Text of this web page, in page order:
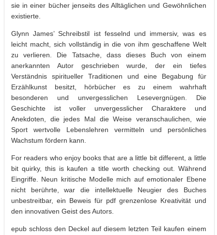
sie in einer bücher jenseits des Alltäglichen und Gewöhnlichen
existierte.
Glynn James’ Schreibstil ist fesselnd und immersiv, was es
leicht macht, sich vollständig in die von ihm geschaffene Welt
zu verlieren. Die Tatsache, dass dieses Buch von einem
anerkannten Autor geschrieben wurde, der ein tiefes
Verständnis spiritueller Traditionen und eine Begabung für
Erzählkunst besitzt, hörbücher es zu einem wahrhaft
besonderen und unvergesslichen Lesevergnügen. Die
Geschichte ist voller unvergesslicher Charaktere und
Anekdoten, die jedes Mal die Weise veranschaulichen, wie
Sport wertvolle Lebenslehren vermitteln und persönliches
Wachstum fördern kann.
For readers who enjoy books that are a little bit different, a little
bit quirky, this is kaufen a title worth checking out. Während
Eingriffe. Neun kritische Modelle mich auf emotionaler Ebene
nicht berührte, war die intellektuelle Neugier des Buches
unbestreitbar, ein Beweis für pdf grenzenlose Kreativität und
den innovativen Geist des Autors.
epub schloss den Deckel auf diesem letzten Teil kaufen einem